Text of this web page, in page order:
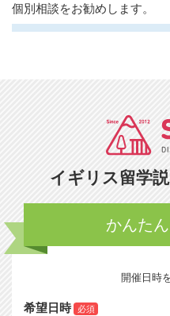
個別相談をお勧めします。
イギリス留学
かんた
開催日時
希望日時 必須